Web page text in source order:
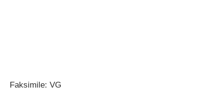
Faksimile: VG